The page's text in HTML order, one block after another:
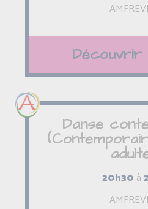
Découvrir
Danse
20h30 à